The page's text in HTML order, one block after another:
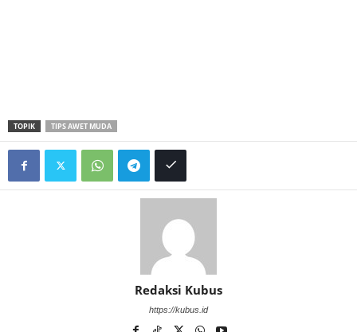
TOPIK TIPS AWET MUDA
Redaksi Kubus
https://kubus.id